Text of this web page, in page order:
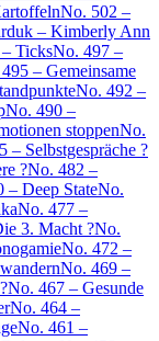
No. 502 –
– Kimberly Ann
TicksNo. 497 –
– Gemeinsame
No. 492 –
No. 490 –
stoppenNo.
– Selbstgespräche ?
?No. 482 –
– Deep StateNo.
No. 477 –
3. Macht ?No.
No. 472 –
No. 469 –
No. 467 – Gesunde
No. 464 –
No. 461 –